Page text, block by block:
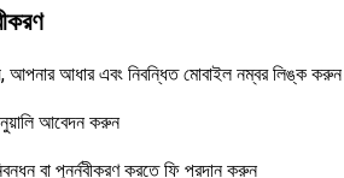
আপনার আধার এবং নিবন্ধিত মোবাইল নম্বর লিঙ্ক করুন
আবেদন করুন
বা পুনর্নবীকরণ করতে ফি প্রদান করুন